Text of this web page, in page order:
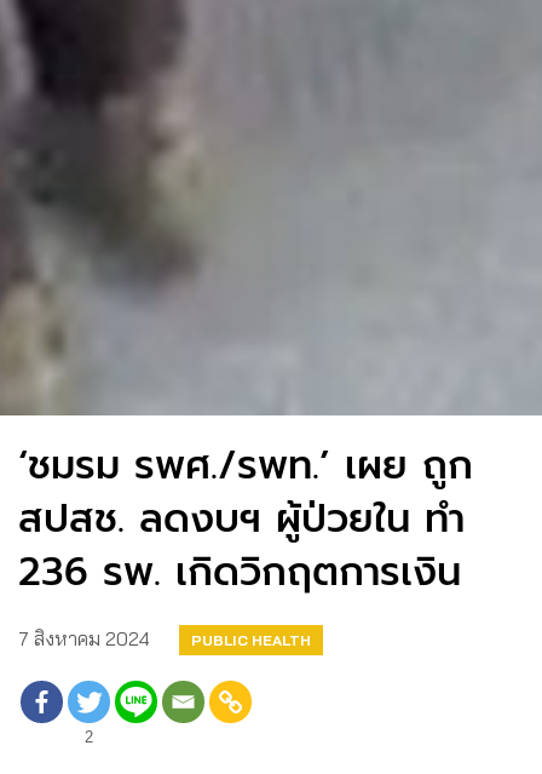
‘ชมรม รพศ./รพท.’ เผย ถูก
สปสช. ลดงบฯ ผู้ป่วยใน ทำ
236 รพ. เกิดวิกฤตการเงิน
7 สิงหาคม 2024 PUBLIC HEALTH
2